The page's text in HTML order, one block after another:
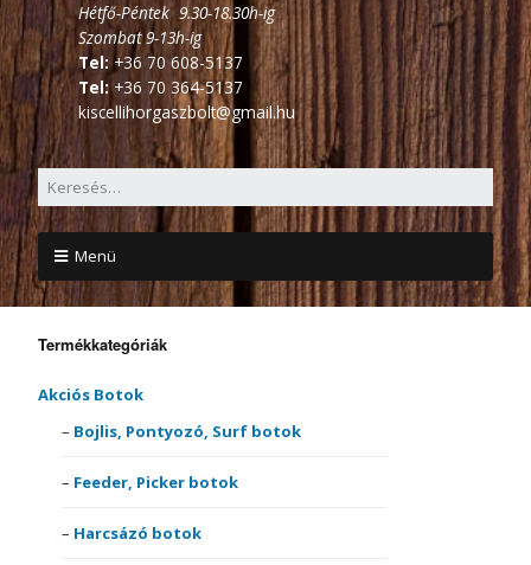
Hétfő-Péntek 9.30-18.30h-ig
Szombat 9-13h-ig
Tel:+36 70 608-5137
Tel: +36 70 364-5137
kiscellihorgaszbolt@gmail.hu
Menü
Termékkategóriák
Akciós Botok
Bojlis, Pontyozó, Surf botok
Feeder, Picker botok
Harcsázó botok